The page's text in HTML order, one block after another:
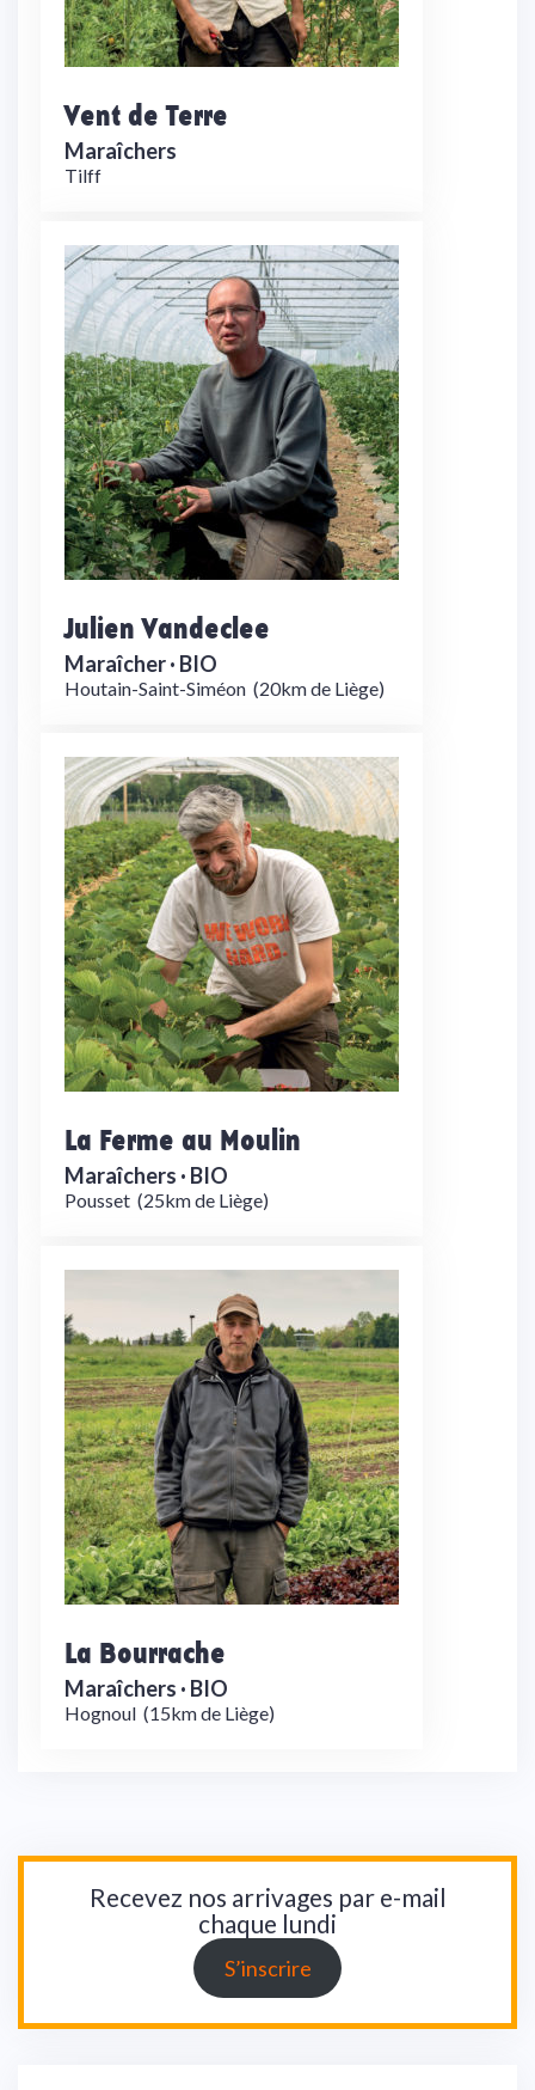
Vent de Terre
Maraîchers
Tilff
Julien Vandeclee
Maraîcher · BIO
Houtain-Saint-Siméon (20km de Liège)
La Ferme au Moulin
Maraîchers · BIO
Pousset (25km de Liège)
La Bourrache
Maraîchers · BIO
Hognoul (15km de Liège)
Recevez nos arrivages par e-mail
chaque lundi
S’inscrire